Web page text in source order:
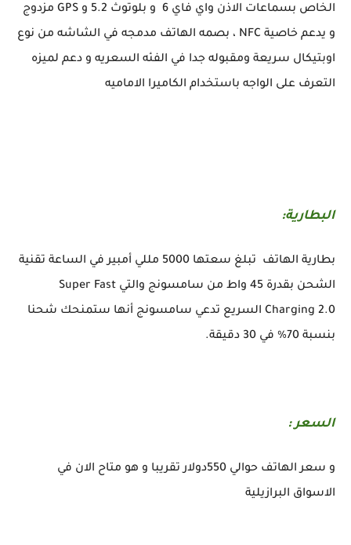
الخاص بسماعات الاذن واي فاي 6 و بلوتوث 5.2 و GPS مزدوج
و يدعم خاصية NFC ، بصمه الهاتف مدمجه في الشاشه من نوع
اوبتيكال سريعة ومقبوله جدا في الفئه السعريه و دعم لميزه
التعرف على الواجه باستخدام الكاميرا الاماميه
البطارية:
بطارية الهاتف تبلغ سعتها 5000 مللي أمبير في الساعة تقنية
الشحن بقدرة 45 واط من سامسونج والتي Super Fast
Charging 2.0 السريع تدعي سامسونج أنها ستمنحك شحنا
بنسبة 70% في 30 دقيقة.
السعر :
و سعر الهاتف حوالي 550دولار تقريبا و هو متاح الان في
الاسواق البرازيلية